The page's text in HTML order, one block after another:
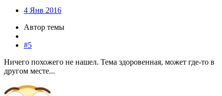
4 Янв 2016
Автор темы
#5
Ничего похожего не нашел. Тема здоровенная, может где-то в
другом месте...